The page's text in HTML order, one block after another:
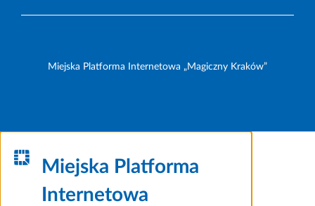
Miejska Platforma Internetowa „Magiczny Kraków”
Miejska Platforma
Internetowa